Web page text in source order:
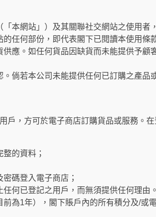
本網站」）及其關聯社交網站之使用者
任何部份，即代表閣下已閱讀本使用條
應。如任何貨品因缺貨而未能提供予顧
倘若本公司未能提供任何已訂購之產品
戶，方可於電子商店訂購貨品或服務。
的資料；
碼登入電子商店；
何已登記之用戶，而無須提供任何理由。
為1年），閣下賬戶內的所有積分及/或